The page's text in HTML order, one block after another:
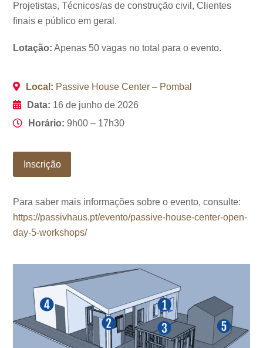
Projetistas, Técnicos/as de construção civil, Clientes
finais e público em geral.
Lotação: Apenas 50 vagas no total para o evento.
Local: Passive House Center – Pombal
Data: 16 de junho de 2026
Horário: 9h00 – 17h30
Inscrição
Para saber mais informações sobre o evento, consulte:
https://passivhaus.pt/evento/passive-house-center-open-
day-5-workshops/